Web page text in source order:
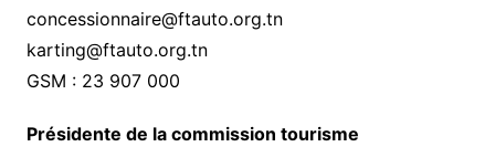
concessionnaire@ftauto.org.tn
karting@ftauto.org.tn
GSM : 23 907 000
Présidente de la commission tourisme